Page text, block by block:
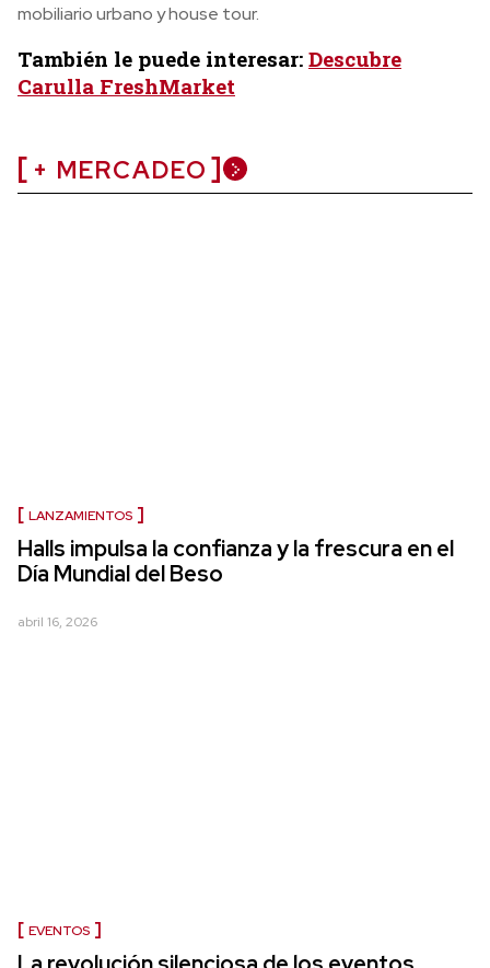
mobiliario urbano y house tour.
También le puede interesar: Descubre
Carulla FreshMarket
+ MERCADEO
LANZAMIENTOS
Halls impulsa la confianza y la frescura en el
Día Mundial del Beso
abril 16, 2026
EVENTOS